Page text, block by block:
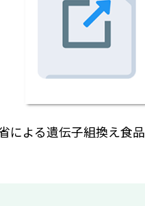
による遺伝子組換え食